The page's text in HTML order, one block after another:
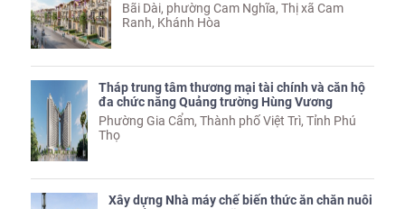
Bãi Dài, phường Cam Nghĩa, Thị xã Cam
Ranh, Khánh Hòa
Tháp trung tâm thương mại tài chính và căn hộ
đa chức năng Quảng trường Hùng Vương
Phường Gia Cẩm, Thành phố Việt Trì, Tỉnh Phú
Thọ
Xây dựng Nhà máy chế biến thức ăn chăn nuôi